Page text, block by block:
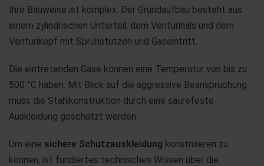
Ihre Bauweise ist komplex: Der Grundaufbau besteht aus
einem zylindrischen Unterteil, dem Venturihals und dem
Venturikopf mit Sprühstutzen und Gaseintritt.
Die eintretenden Gase können eine Temperatur von bis zu
500 °C haben. Mit Blick auf die aggressive Beanspruchung
muss die Stahlkonstruktion durch eine säurefeste
Auskleidung geschützt werden.
Um eine sichere Schutzauskleidung konstruieren zu
können, ist fundiertes technisches Wissen über die